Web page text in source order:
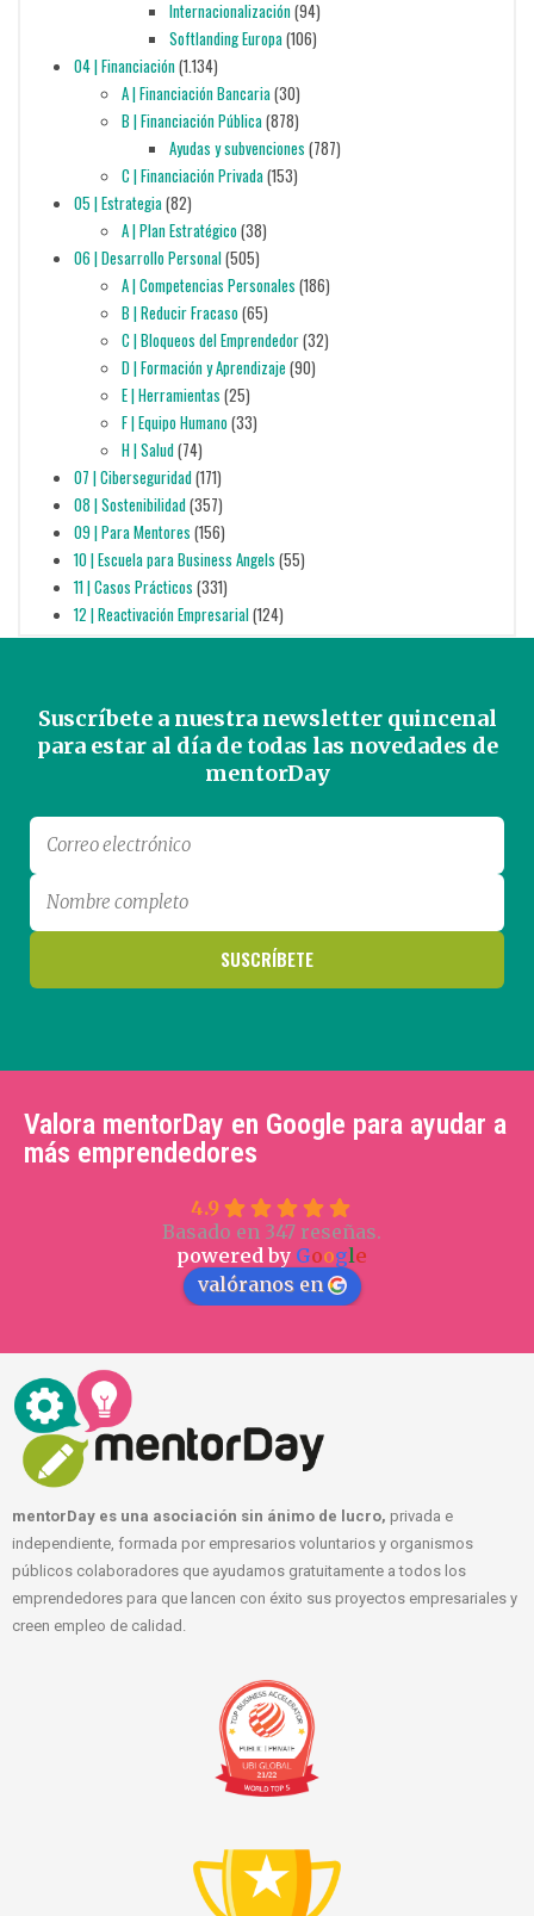
Internacionalización(94)
Softlanding Europa(106)
04 | Financiación(1.134)
A | Financiación Bancaria(30)
B | Financiación Pública(878)
Ayudas y subvenciones (787)
C | Financiación Privada(153)
05 | Estrategia(82)
A | Plan Estratégico(38)
06 | Desarrollo Personal(505)
A | Competencias Personales (186)
B | Reducir Fracaso(65)
C | Bloqueos del Emprendedor(32)
D | Formación y Aprendizaje (90)
E | Herramientas (25)
F | Equipo Humano(33)
H | Salud(74)
07 | Ciberseguridad(171)
08 | Sostenibilidad(357)
09 | Para Mentores (156)
10 | Escuela para Business Angels (55)
11 | Casos Prácticos (331)
12 | Reactivación Empresarial(124)
Suscríbete a nuestra newsletter quincenal
para estar al día de todas las novedades de
mentorDay
Valora mentorDay en Google para ayudar a
más emprendedores
4.9
Basado en 347 reseñas.
powered by Google
valóranos en
mentorDay es una asociación sin ánimo de lucro, privada e
independiente, formada por empresarios voluntarios y organismos
públicos colaboradores que ayudamos gratuitamente a todos los
emprendedores para que lancen con éxito sus proyectos empresariales y
creen empleo de calidad.